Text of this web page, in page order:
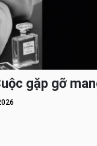
gặp gỡ